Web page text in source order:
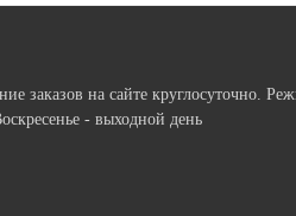
заказов на сайте круглосуточно.
- выходной день